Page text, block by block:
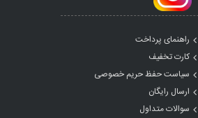
راهنمای پرداخت
کارت تخفیف
سیاست حفظ حریم خصوصی
ارسال رایگان
سوالات متداول